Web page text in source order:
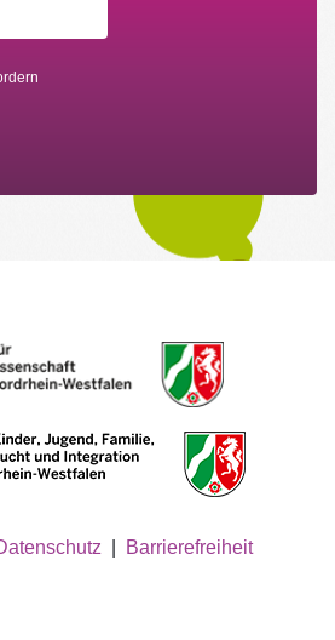
Barrierefreiheit